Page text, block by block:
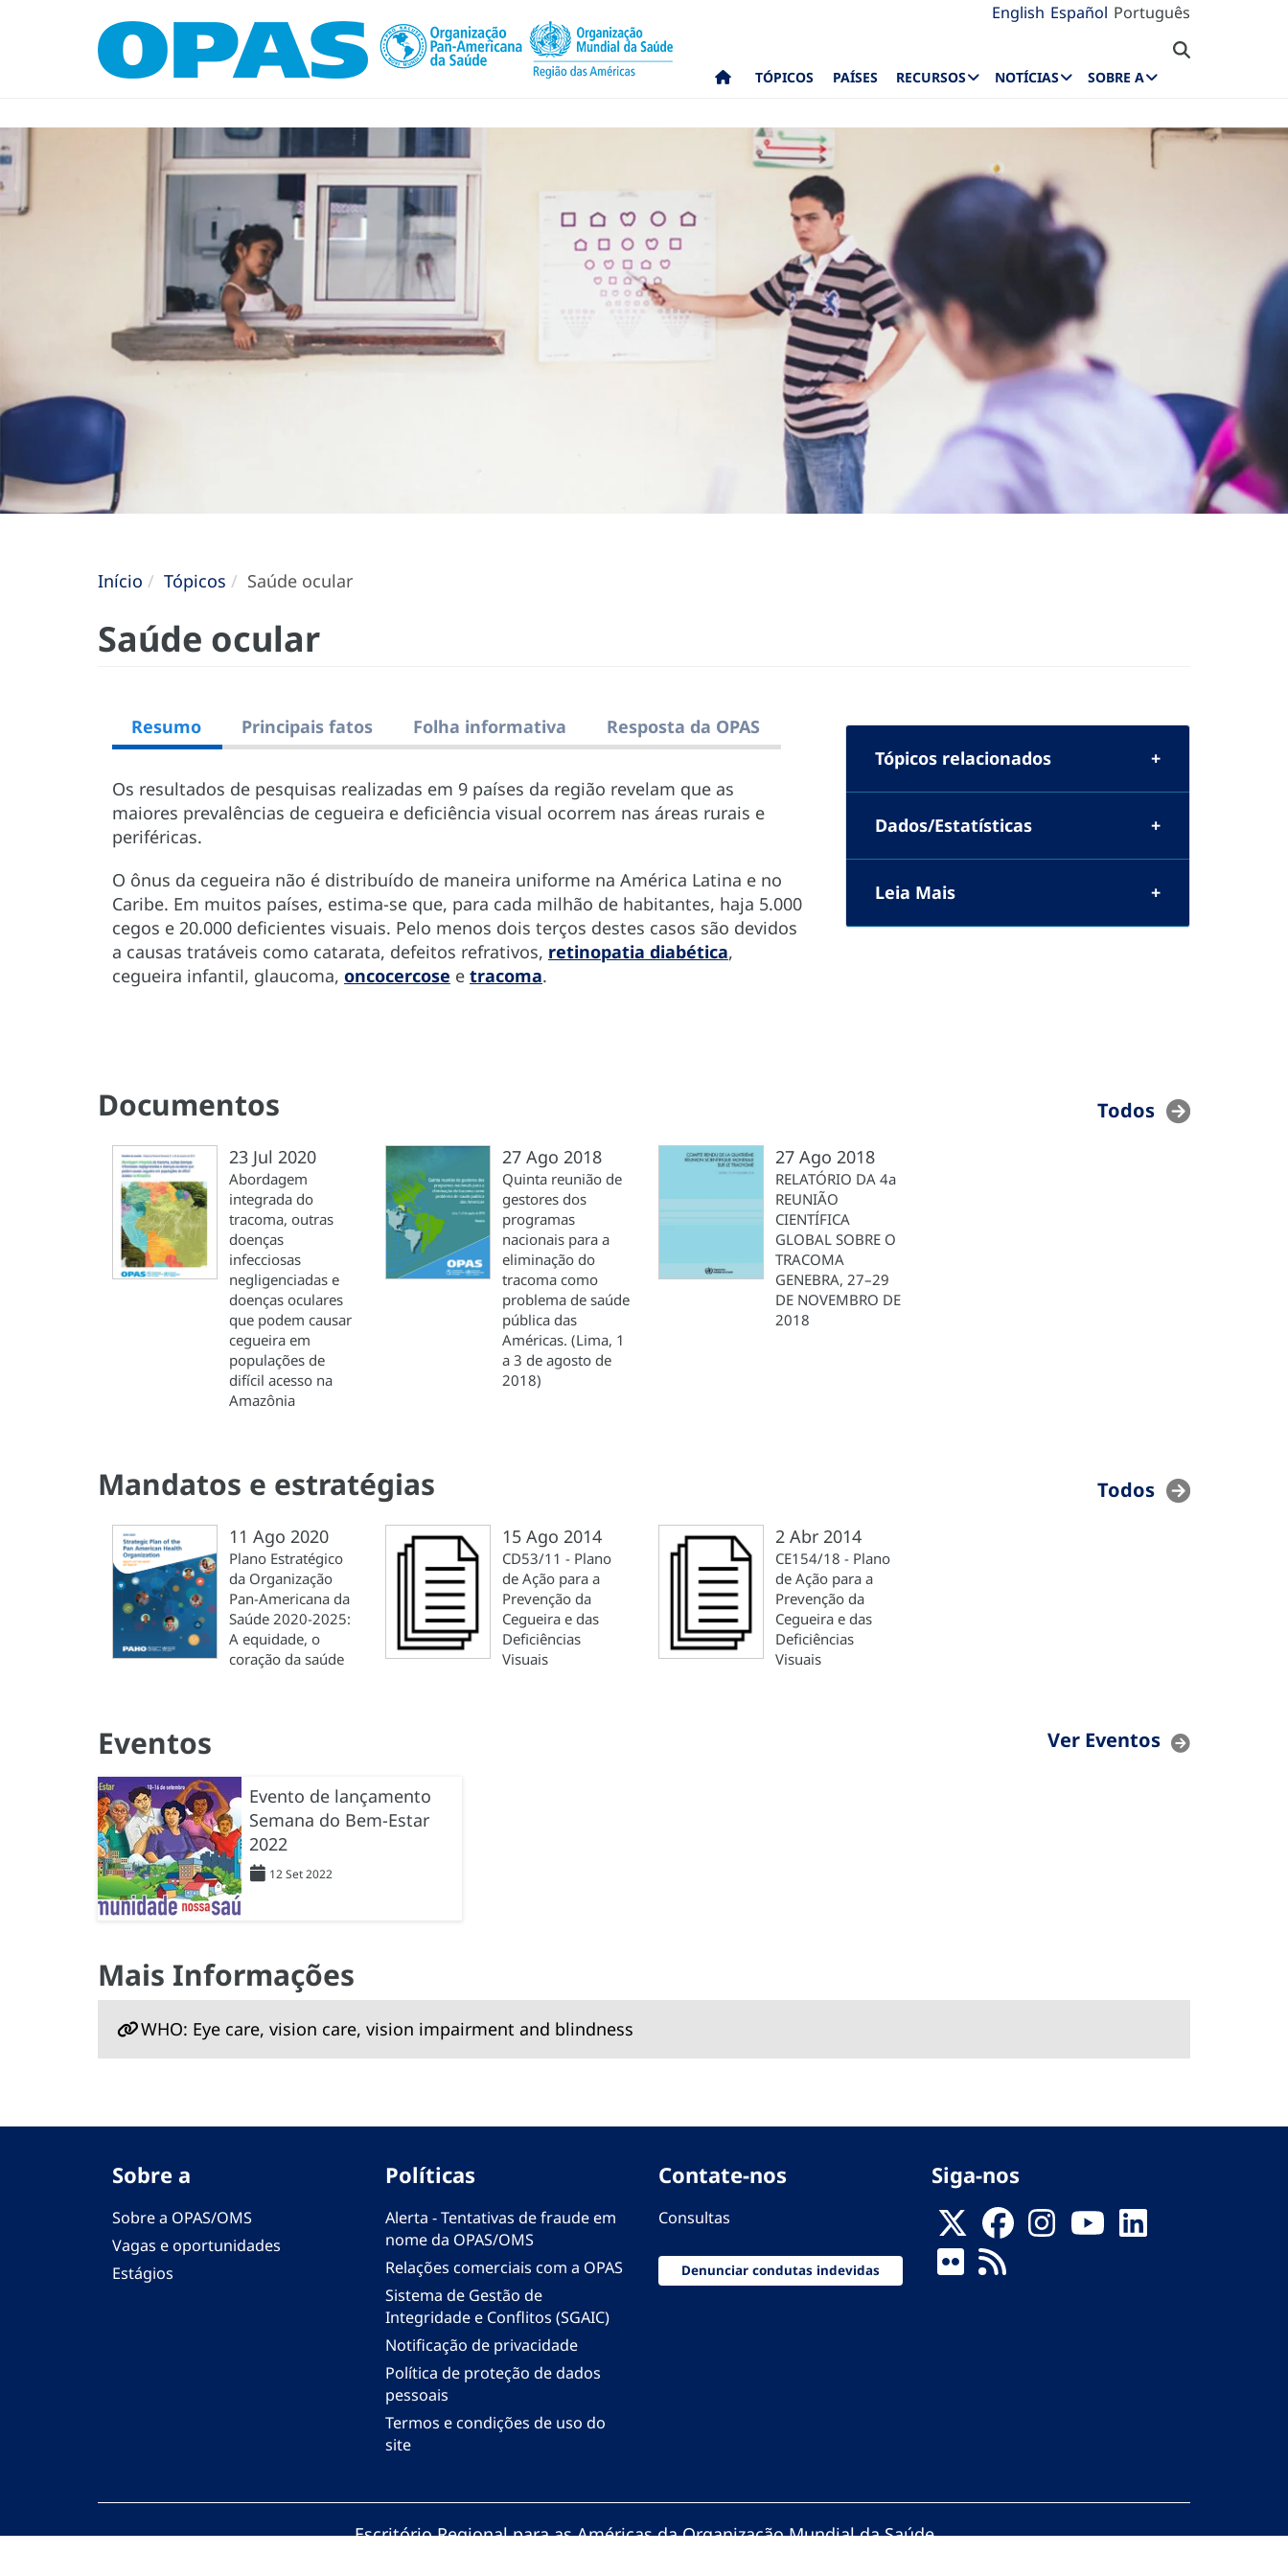
English Español Português
TÓPICOS PAÍSES RECURSOS NOTÍCIAS SOBRE A
Início Tópicos Saúde ocular
Saúde ocular
Resumo Principais fatos Folha informativa Resposta da OPAS
Os resultados de pesquisas realizadas em 9 países da região revelam que as
maiores prevalências de cegueira e deficiência visual ocorrem nas áreas rurais e
periféricas.
O ônus da cegueira não é distribuído de maneira uniforme na América Latina e no
Caribe. Em muitos países, estima-se que, para cada milhão de habitantes, haja 5.000
cegos e 20.000 deficientes visuais. Pelo menos dois terços destes casos são devidos
a causas tratáveis como catarata, defeitos refrativos, retinopatia diabética,
cegueira infantil, glaucoma, oncocercose e tracoma.
Tópicos relacionados
Dados/Estatísticas
Leia Mais
Documentos Todos
23 Jul 2020
Abordagem
integrada do
tracoma, outras
doenças
infecciosas
negligenciadas e
doenças oculares
que podem causar
cegueira em
populações de
difícil acesso na
Amazônia
27 Ago 2018
Quinta reunião de
gestores dos
programas
nacionais para a
eliminação do
tracoma como
problema de saúde
pública das
Américas. (Lima, 1
a 3 de agosto de
2018)
27 Ago 2018
RELATÓRIO DA 4a
REUNIÃO
CIENTÍFICA
GLOBAL SOBRE O
TRACOMA
GENEBRA, 27–29
DE NOVEMBRO DE
2018
Mandatos e estratégias Todos
11 Ago 2020
Plano Estratégico
da Organização
Pan-Americana da
Saúde 2020-2025:
A equidade, o
coração da saúde
15 Ago 2014
CD53/11 - Plano
de Ação para a
Prevenção da
Cegueira e das
Deficiências
Visuais
2 Abr 2014
CE154/18 - Plano
de Ação para a
Prevenção da
Cegueira e das
Deficiências
Visuais
Eventos Ver Eventos
Evento de lançamento
Semana do Bem-Estar
2022
12 Set 2022
Mais Informações
WHO: Eye care, vision care, vision impairment and blindness
Sobre a
Sobre a OPAS/OMS
Vagas e oportunidades
Estágios
Políticas
Alerta - Tentativas de fraude em
nome da OPAS/OMS
Relações comerciais com a OPAS
Sistema de Gestão de
Integridade e Conflitos (SGAIC)
Notificação de privacidade
Política de proteção de dados
pessoais
Termos e condições de uso do
site
Contate-nos
Consultas
Denunciar condutas indevidas
Siga-nos
Escritório Regional para as Américas da Organização Mundial da Saúde